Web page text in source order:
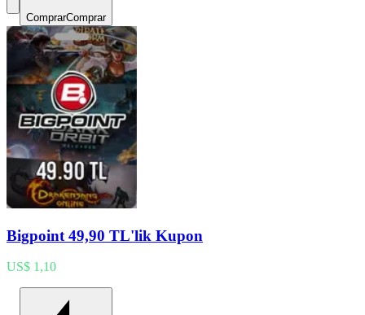
ComprarComprar
Bigpoint 49,90 TL'lik Kupon
US$ 1,10